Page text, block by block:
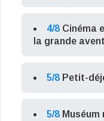
4/8 Cinéma
la grande
5/8 Petit-
5/8